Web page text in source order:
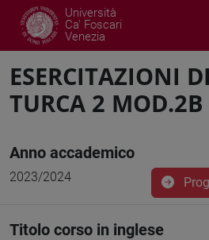
Università
Ca' Foscari
Venezia
ESERCITAZIONI
TURCA 2 MOD.2B
Anno accademico
2023/2024
Titolo corso in inglese